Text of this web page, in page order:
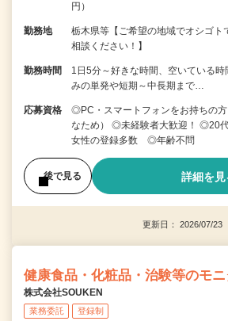
円）
勤務地
栃木県等【ご希望の地域でオシゴ
相談ください！】
勤務時間
1日5分～好きな時間、空いている
みの単発や短期～中長期まで…
応募資格
◎PC・スマートフォンをお持ちの
なため） ◎未経験者大歓迎！ ◎20
女性の登録多数 ◎年齢不問
後で見る 詳細を見
更新日： 2026/07/
健康食品・化粧品・治験等のモ
株式会社SOUKEN
業務委託 登録制